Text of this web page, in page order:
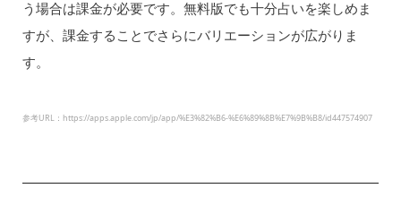
う場合は課金が必要です。無料版でも十分占いを楽しめま
すが、課金することでさらにバリエーションが広がりま
す。
参考URL：https://apps.apple.com/jp/app/%E3%82%B6-%E6%89%8B%E7%9B%B8/id447574907